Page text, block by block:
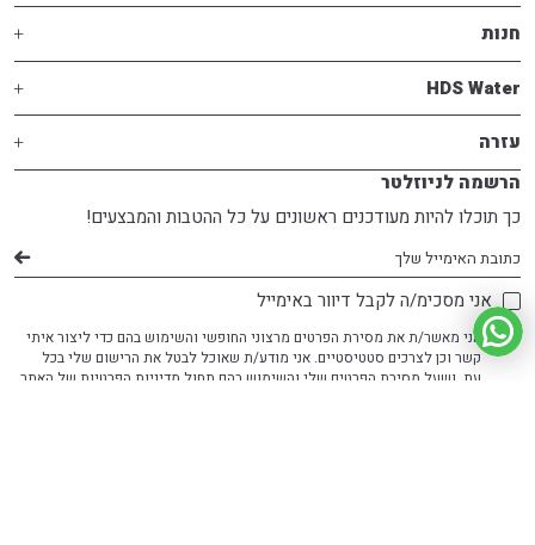
הרשמה לניוזלטר
כך תוכלו להיות מעודכנים ראשונים על כל ההטבות והמבצעים!
דוא׳׳ל
אני מסכימ/ה לקבל דיוור באימייל
אני מאשר/ת את מסירת הפרטים מרצוני החופשי והשימוש בהם כדי ליצור איתי
קשר וכן לצרכים סטטיסטיים. אני מודע/ת שאוכל לבטל את הרישום שלי בכל
עת, ושעל מסירת הפרטים שלי והשימוש בהם תחול מדיניות הפרטיות של האתר
חנות
HDS Water
עזרה